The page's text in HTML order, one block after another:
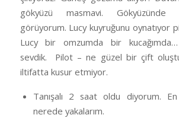
gökyüzü masmavi.
görüyorum. Lucy kuyruğunu oynatıyor
Lucy bir omzumda bir
sevdik. Pilot – ne güzel bir çift
iltifatta kusur etmiyor.
Tanışalı 2 saat oldu diyorum.
nerede yakalarım.